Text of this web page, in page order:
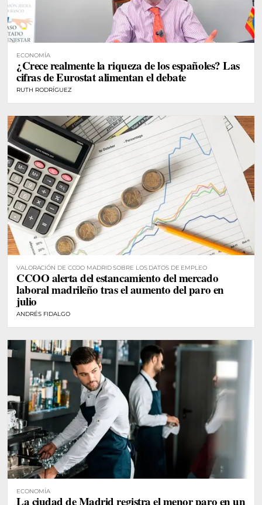
ECONOMÍA
¿Crece realmente la riqueza de los españoles? Las
cifras de Eurostat alimentan el debate
RUTH RODRÍGUEZ
VALORACIÓN DE CCOO MADRID SOBRE LOS DATOS DE EMPLEO
CCOO alerta del estancamiento del mercado
laboral madrileño tras el aumento del paro en
julio
ANDRÉS FIDALGO
ECONOMÍA
La ciudad de Madrid registra el menor paro en un